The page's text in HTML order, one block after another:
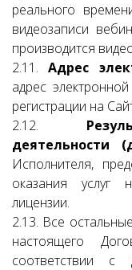
реального
видеозаписи
производится
2.11.Адрес
адрес
регистрации на
2.12.
Исполнителя,
оказания услуг
лицензии.
2.13. Все
настоящего
соответствии с